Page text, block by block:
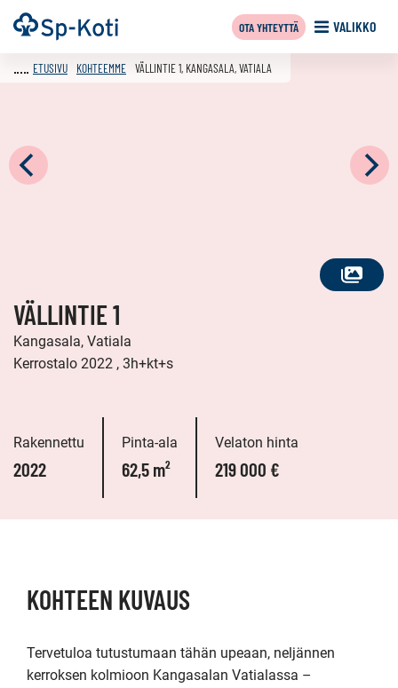
Siirry
sisältöön
Etusivu VALIKKO
OTA YHTEYTTÄ
KATSO
ETUSIVU KOHTEEMME VÄLLINTIE 1, KANGASALA, VATIALA
VÄLLINTIE 1
Kangasala, Vatiala
Kerrostalo 2022 , 3h+kt+s
Rakennettu
2022
Pinta-ala
62,5 m²
Velaton hinta
219 000 €
KOHTEEN KUVAUS
Tervetuloa tutustumaan tähän upeaan, neljännen
kerroksen kolmioon Kangasalan Vatialassa –